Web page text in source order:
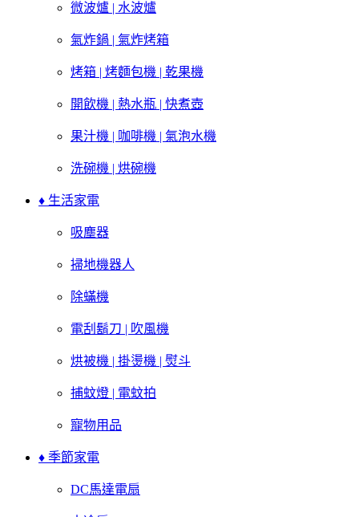
微波爐 | 水波爐
氣炸鍋 | 氣炸烤箱
烤箱 | 烤麵包機 | 乾果機
開飲機 | 熱水瓶 | 快煮壺
果汁機 | 咖啡機 | 氣泡水機
洗碗機 | 烘碗機
♦ 生活家電
吸塵器
掃地機器人
除蟎機
電刮鬍刀 | 吹風機
烘被機 | 掛燙機 | 熨斗
捕蚊燈 | 電蚊拍
寵物用品
♦ 季節家電
DC馬達電扇